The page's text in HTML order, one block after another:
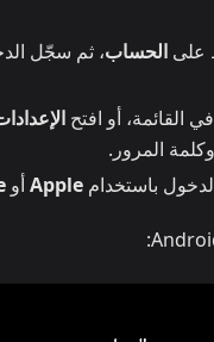
على الحساب، ثم سجّل
في القائمة، أو افتح
المرور.
Appleأو